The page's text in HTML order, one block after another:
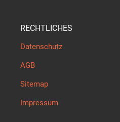
RECHTLICHES
Datenschutz
AGB
Sitemap
Impressum